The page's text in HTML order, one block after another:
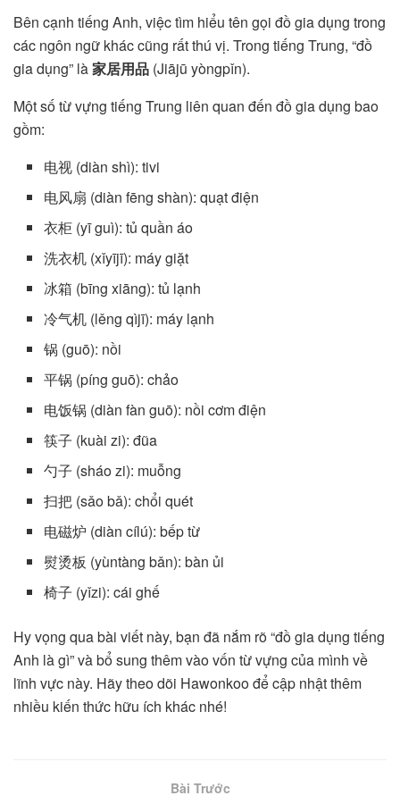
Bên cạnh tiếng Anh, việc tìm hiểu tên gọi đồ gia dụng trong
các ngôn ngữ khác cũng rất thú vị. Trong tiếng Trung, “đồ
gia dụng” là家居用品 (Jiājū yòngpǐn).
Một số từ vựng tiếng Trung liên quan đến đồ gia dụng bao
gồm:
电视 (diàn shì): tivi
电风扇 (diàn fēng shàn): quạt điện
衣柜 (yī guì): tủ quần áo
洗衣机 (xǐyījī): máy giặt
冰箱 (bīng xiāng): tủ lạnh
冷气机 (lěng qìjī): máy lạnh
锅 (guō): nồi
平锅 (píng guō): chảo
电饭锅 (diàn fàn guō): nồi cơm điện
筷子 (kuài zi): đũa
勺子 (sháo zi): muỗng
扫把 (sǎo bǎ): chổi quét
电磁炉 (diàn cílú): bếp từ
熨烫板 (yùntàng bǎn): bàn ủi
椅子 (yǐzi): cái ghế
Hy vọng qua bài viết này, bạn đã nắm rõ “đồ gia dụng tiếng
Anh là gì” và bổ sung thêm vào vốn từ vựng của mình về
lĩnh vực này. Hãy theo dõi Hawonkoo để cập nhật thêm
nhiều kiến thức hữu ích khác nhé!
Bài Trước